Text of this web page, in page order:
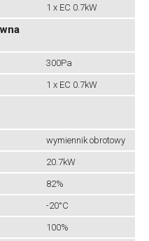
1 x EC 0.7kW
300Pa
1 x EC 0.7kW
wymiennik obrotowy
20.7kW
82%
-20°C
100%